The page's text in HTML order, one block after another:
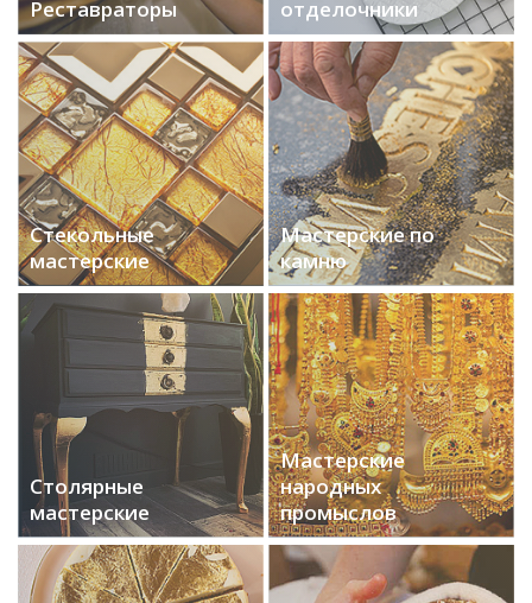
Реставраторы
отделочники
Стекольные
мастерские
Мастерские по
камню
Столярные
мастерские
Мастерские
народных
промыслов